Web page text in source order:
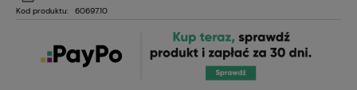
Kod produktu: 60697.10